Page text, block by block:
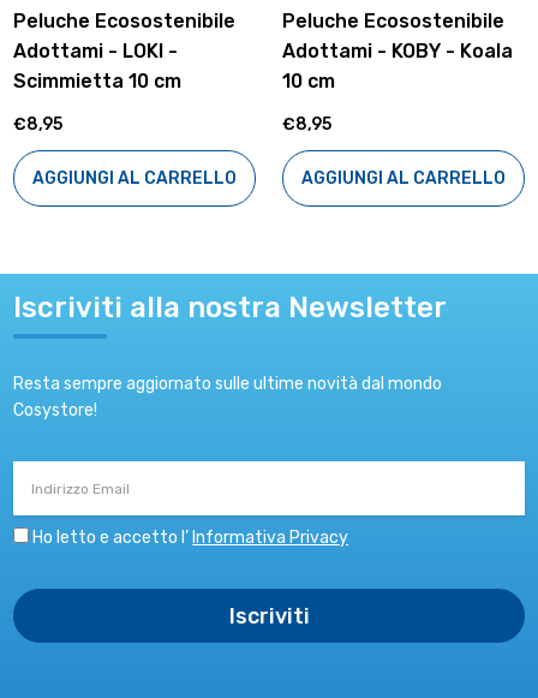
Peluche Ecosostenibile
Adottami - LOKI -
Scimmietta 10 cm
€8,95
AGGIUNGI AL CARRELLO
Peluche Ecosostenibile
Adottami - KOBY - Koala
10 cm
€8,95
AGGIUNGI AL CARRELLO
Iscriviti alla nostra Newsletter
Resta sempre aggiornato sulle ultime novità dal mondo
Cosystore!
Ho letto e accetto l’ Informativa Privacy